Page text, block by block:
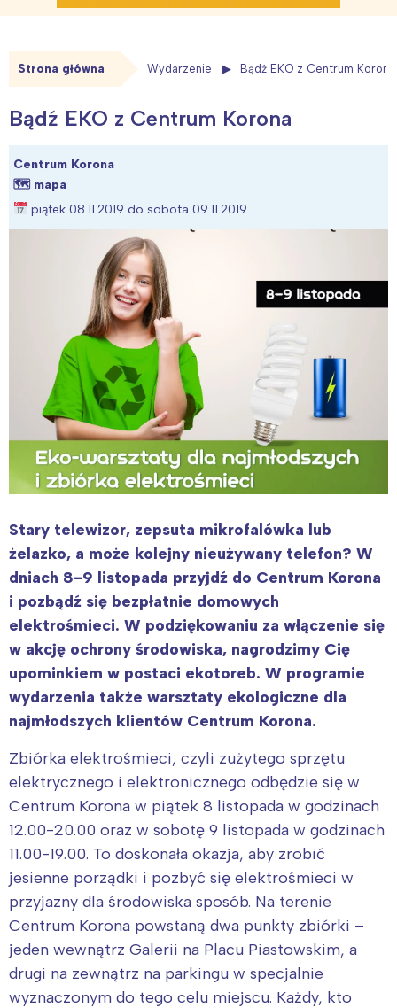
Strona główna Wydarzenie Bądź EKO z Centrum Korona
Bądź EKO z Centrum Korona
Centrum Korona
🗺 mapa
piątek 08.11.2019 do sobota 09.11.2019
Stary telewizor, zepsuta mikrofalówka lub
żelazko, a może kolejny nieużywany telefon? W
dniach 8-9 listopada przyjdź do Centrum Korona
i pozbądź się bezpłatnie domowych
elektrośmieci. W podziękowaniu za włączenie się
w akcję ochrony środowiska, nagrodzimy Cię
upominkiem w postaci ekotoreb. W programie
wydarzenia także warsztaty ekologiczne dla
najmłodszych klientów Centrum Korona.
Zbiórka elektrośmieci, czyli zużytego sprzętu
elektrycznego i elektronicznego odbędzie się w
Centrum Korona w piątek 8 listopada w godzinach
12.00-20.00 oraz w sobotę 9 listopada w godzinach
11.00-19.00. To doskonała okazja, aby zrobić
jesienne porządki i pozbyć się elektrośmieci w
przyjazny dla środowiska sposób. Na terenie
Centrum Korona powstaną dwa punkty zbiórki –
jeden wewnątrz Galerii na Placu Piastowskim, a
drugi na zewnątrz na parkingu w specjalnie
wyznaczonym do tego celu miejscu. Każdy, kto